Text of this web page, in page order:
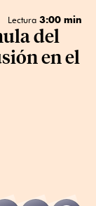
Lectura 3:00 min
del
en el